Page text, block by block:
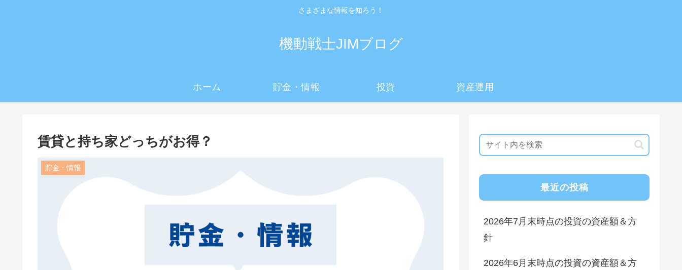
さまざまな情報を知ろう！
機動戦士JIMブログ
ホーム 貯金・情報 投資 資産運用
賃貸と持ち家どっちがお得？
貯金・情報
最近の投稿
2026年7月末時点の投資の資産額＆方
針
2026年6月末時点の投資の資産額＆方